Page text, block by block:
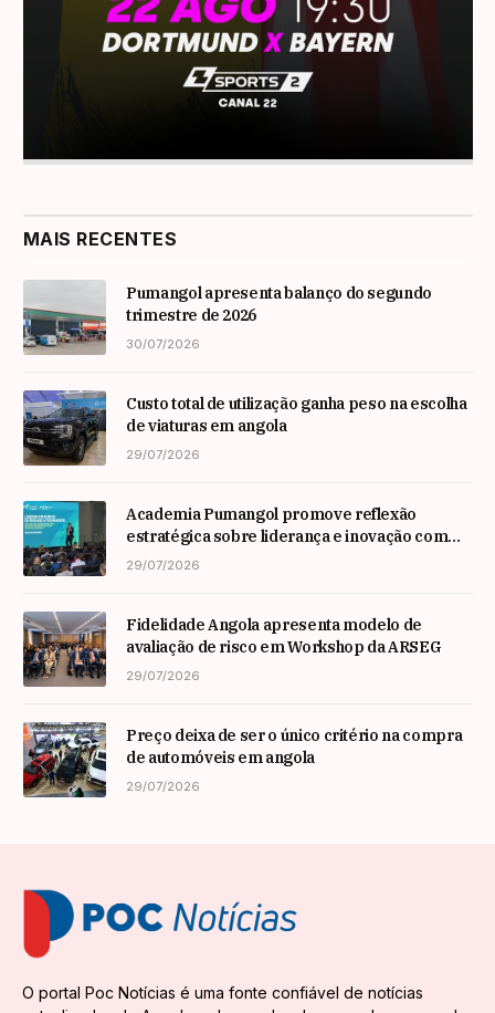
MAIS RECENTES
Pumangol apresenta balanço do segundo
trimestre de 2026
30/07/2026
Custo total de utilização ganha peso na escolha
de viaturas em angola
29/07/2026
Academia Pumangol promove reflexão
estratégica sobre liderança e inovação com
especialista internacional Nadim Habib
29/07/2026
Fidelidade Angola apresenta modelo de
avaliação de risco em Workshop da ARSEG
29/07/2026
Preço deixa de ser o único critério na compra
de automóveis em angola
29/07/2026
O portal Poc Notícias é uma fonte confiável de notícias